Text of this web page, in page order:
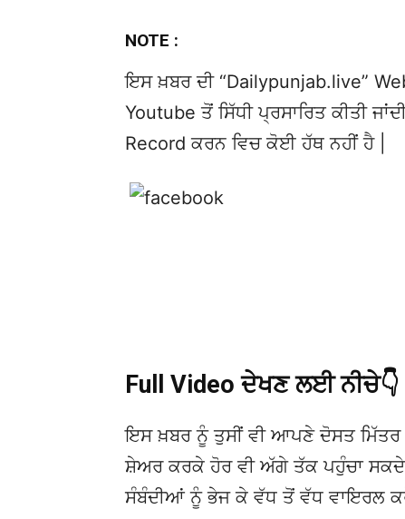
NOTE :
ਇਸ ਖ਼ਬਰ ਦੀ “Dailypunjab.live”
Youtube ਤੋਂ ਸਿੱਧੀ ਪ੍ਰਸਾਰਿਤ ਕੀਤੀ
Record ਕਰਨ ਵਿਚ ਕੋਈ ਹੱਥ ਨਹੀਂ ਹੈ |
Full Video ਦੇਖਣ ਲਈ
ਇਸ ਖ਼ਬਰ ਨੂੰ ਤੁਸੀਂ ਵੀ ਆਪਣੇ ਦੋਸਤ ਮਿੱਤਰ
ਸ਼ੇਅਰ ਕਰਕੇ ਹੋਰ ਵੀ ਅੱਗੇ ਤੱਕ ਪਹੁੰਚਾ
ਸੰਬੰਦੀਆਂ ਨੂੰ ਭੇਜ ਕੇ ਵੱਧ ਤੋਂ ਵੱਧ ਵਾਇਰਲ ਕਰੋ